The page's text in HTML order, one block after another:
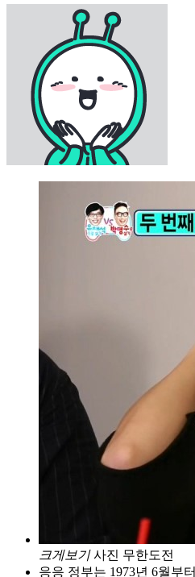
크게보기 사진 무한도전
응응 정부는 1973년 6월부터